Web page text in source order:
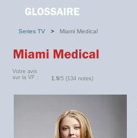
Series TV > Miami Medical
Votre avis
sur la VF :
1.9/5 (134 notes)